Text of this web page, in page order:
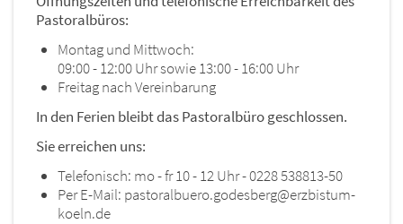
Pastoralbüros:
Montag und Mittwoch:
09:00 - 12:00 Uhr sowie 13:00 - 16:00 Uhr
Freitag nach Vereinbarung
In den Ferien bleibt das Pastoralbüro geschlossen.
Sie erreichen uns:
Telefonisch: mo - fr 10 - 12 Uhr - 0228 538813-50
Per E-Mail: pastoralbuero.godesberg@erzbistum-
koeln.de